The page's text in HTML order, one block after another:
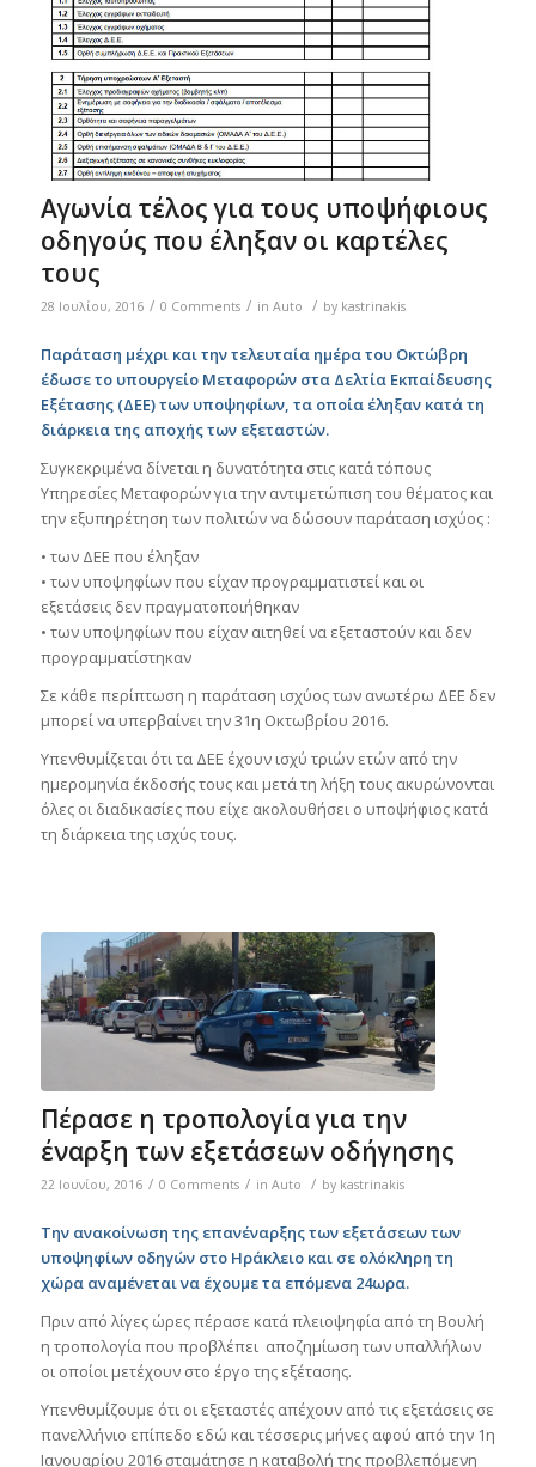
Αγωνία τέλος για τους υποψήφιους
οδηγούς που έληξαν οι καρτέλες
τους
28 Ιουλίου, 2016 / 0 Comments / in Auto / by kastrinakis
Παράταση μέχρι και την τελευταία ημέρα του Οκτώβρη
έδωσε το υπουργείο Μεταφορών στα Δελτία Εκπαίδευσης
Εξέτασης (ΔΕΕ) των υποψηφίων, τα οποία έληξαν κατά τη
διάρκεια της αποχής των εξεταστών.
Συγκεκριμένα δίνεται η δυνατότητα στις κατά τόπους
Υπηρεσίες Μεταφορών για την αντιμετώπιση του θέματος και
την εξυπηρέτηση των πολιτών να δώσουν παράταση ισχύος :
• των ΔΕΕ που έληξαν
• των υποψηφίων που είχαν προγραμματιστεί και οι
εξετάσεις δεν πραγματοποιήθηκαν
• των υποψηφίων που είχαν αιτηθεί να εξεταστούν και δεν
προγραμματίστηκαν
Σε κάθε περίπτωση η παράταση ισχύος των ανωτέρω ΔΕΕ δεν
μπορεί να υπερβαίνει την 31η Οκτωβρίου 2016.
Υπενθυμίζεται ότι τα ΔΕΕ έχουν ισχύ τριών ετών από την
ημερομηνία έκδοσής τους και μετά τη λήξη τους ακυρώνονται
όλες οι διαδικασίες που είχε ακολουθήσει ο υποψήφιος κατά
τη διάρκεια της ισχύς τους.
Πέρασε η τροπολογία για την
έναρξη των εξετάσεων οδήγησης
22 Ιουνίου, 2016 / 0 Comments / in Auto / by kastrinakis
Την ανακοίνωση της επανέναρξης των εξετάσεων των
υποψηφίων οδηγών στο Ηράκλειο και σε ολόκληρη τη
χώρα αναμένεται να έχουμε τα επόμενα 24ωρα.
Πριν από λίγες ώρες πέρασε κατά πλειοψηφία από τη Βουλή
η τροπολογία που προβλέπει αποζημίωση των υπαλλήλων
οι οποίοι μετέχουν στο έργο της εξέτασης.
Υπενθυμίζουμε ότι οι εξεταστές απέχουν από τις εξετάσεις σε
πανελλήνιο επίπεδο εδώ και τέσσερις μήνες αφού από την 1η
Ιανουαρίου 2016 σταμάτησε η καταβολή της προβλεπόμενη